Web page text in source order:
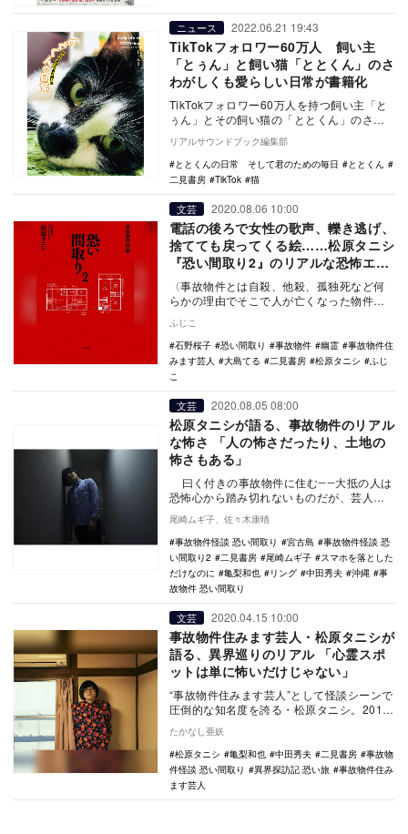
ニュース 2022.06.21 19:43
TikTokフォロワー60万人 飼い主
「とぅん」と飼い猫「ととくん」のさ
わがしくも愛らしい日常が書籍化
TikTokフォロワー60万人を持つ飼い主「と
ぅん」とその飼い猫の「ととくん」のさわ
がしい日常を描いた書籍が2022年6月21
日…
リアルサウンドブック編集部
ととくんの日常 そして君のための毎日
ととくん
二見書房
TikTok 猫
文芸 2020.08.06 10:00
電話の後ろで女性の歌声、轢き逃げ、
捨てても戻ってくる絵……松原タニシ
『恐い間取り2』のリアルな恐怖エピ
ソード
〈事故物件とは自殺、他殺、孤独死など何
らかの理由でそこで人が亡くなった物件の
「…
ふじこ
石野桜子
恐い間取り 事故物件 幽霊
事故物件住
みます芸人
大島てる 二見書房 松原タニシ
ふじ
こ
文芸 2020.08.05 08:00
松原タニシが語る、事故物件のリアル
な怖さ 「人の怖さだったり、土地の
怖さもある」
曰く付きの事故物件に住む――大抵の人は
恐怖心から踏み切れないものだが、芸人・
で…
尾崎ムギ子、佐々木康晴
事故物件怪談 恐い間取り
宮古島
事故物件怪談 恐
い間取り2
二見書房 尾崎ムギ子
スマホを落とした
だけなのに
亀梨和也 リング 中田秀夫 沖縄
事
故物件 恐い間取り
文芸 2020.04.15 10:00
事故物件住みます芸人・松原タニシが
語る、異界巡りのリアル 「心霊スポ
ットは単に怖いだけじゃない」
“事故物件住みます芸人”として怪談シーンで
圧倒的な知名度を誇る・松原タニシ。2012
住み始…
たかなし亜妖
松原タニシ
亀梨和也 中田秀夫 二見書房
事故物
件怪談 恐い間取り
異界探訪記 恐い旅
事故物件住み
ます芸人